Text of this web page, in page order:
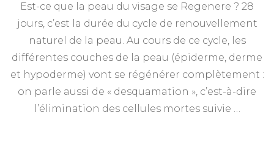
Est-ce que la peau du visage se Regenere ? 28
jours, c’est la durée du cycle de renouvellement
naturel de la peau. Au cours de ce cycle, les
différentes couches de la peau (épiderme, derme
et hypoderme) vont se régénérer complètement :
on parle aussi de « desquamation », c’est-à-dire
l’élimination des cellules mortes suivie …